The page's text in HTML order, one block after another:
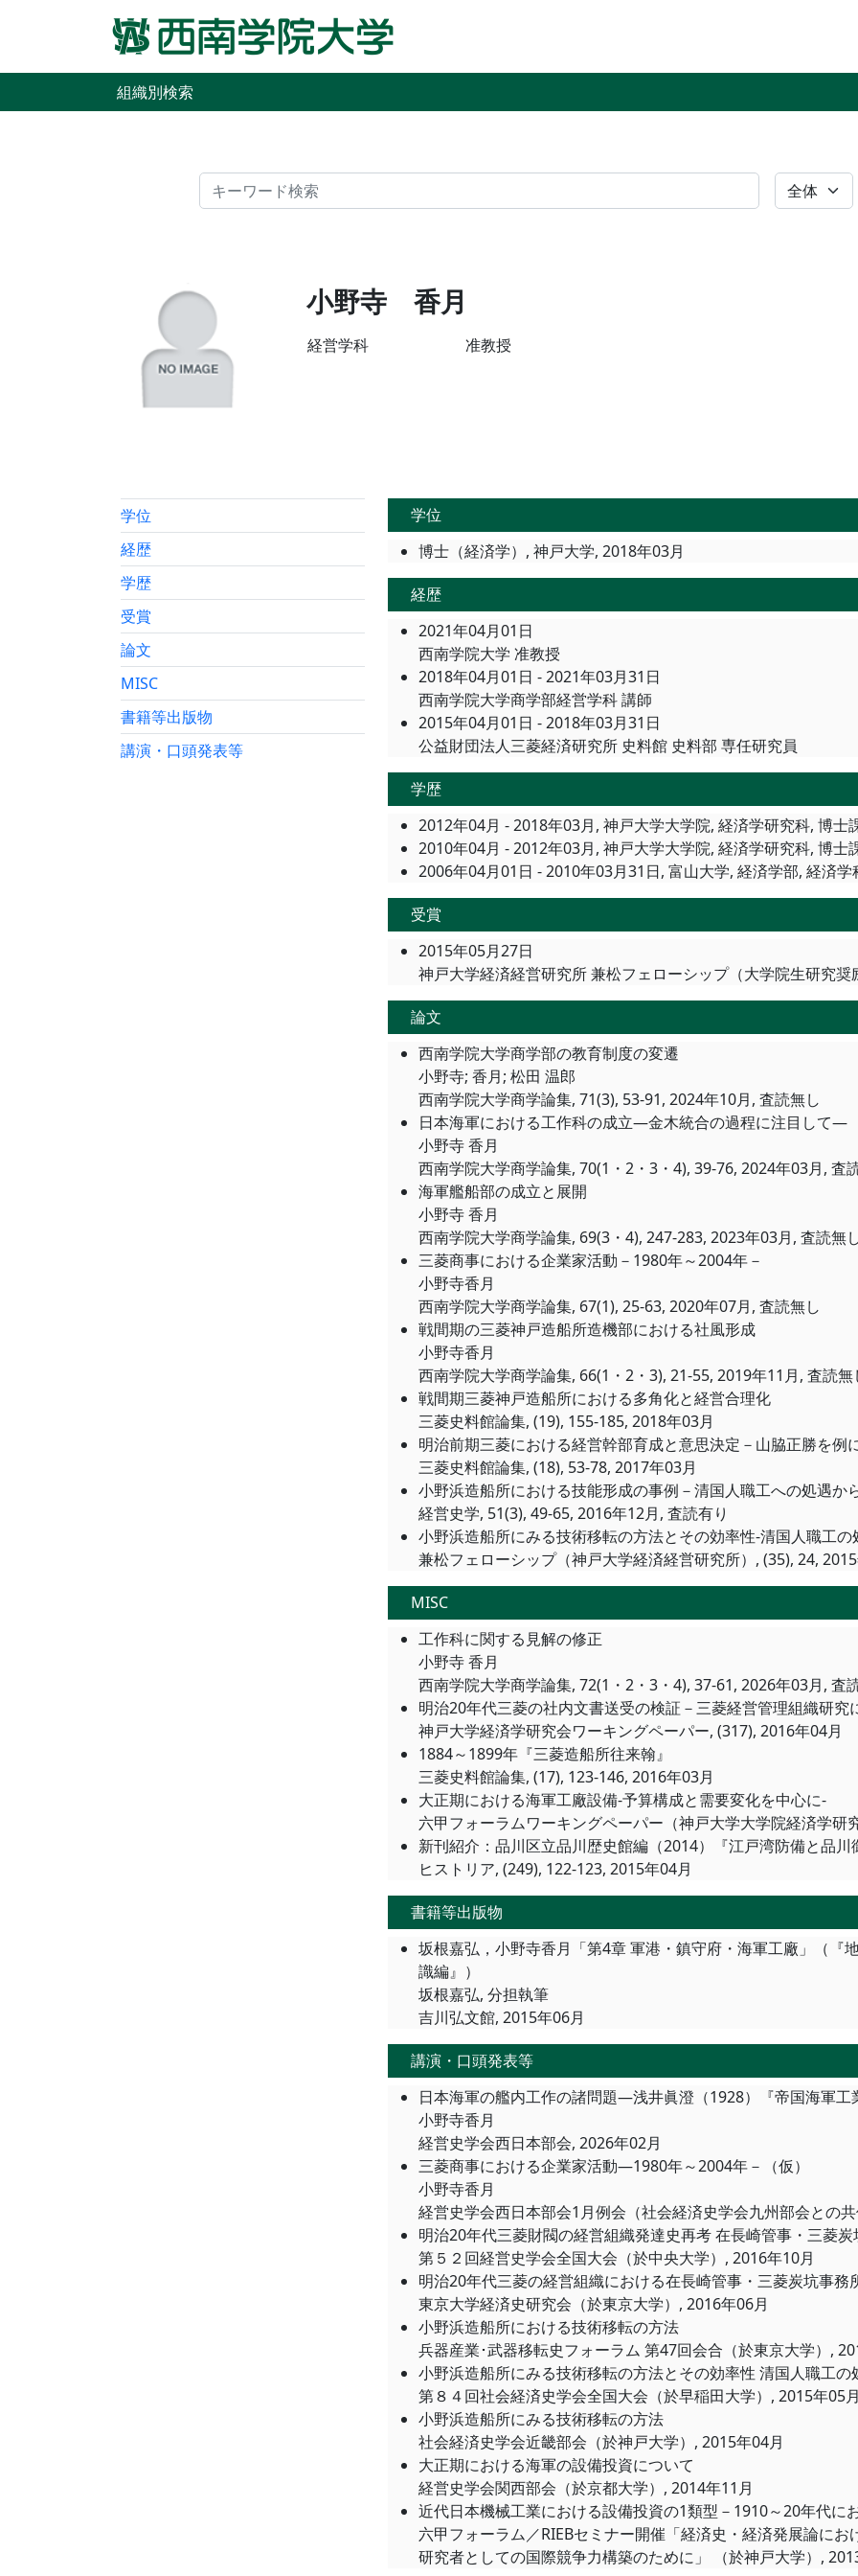
組織別検索
検索 全体
小野寺 香月
経営学科 准教授
学位
経歴
学歴
受賞
論文
MISC
書籍等出版物
講演・口頭発表等
学位
博士（経済学）, 神戸大学, 2018年03月
経歴
2021年04月01日
西南学院大学 准教授
2018年04月01日 - 2021年03月31日
西南学院大学商学部経営学科 講師
2015年04月01日 - 2018年03月31日
公益財団法人三菱経済研究所 史料館 史料部 専任研究員
学歴
2012年04月 - 2018年03月, 神戸大学大学院, 経済学研究科, 博士
2010年04月 - 2012年03月, 神戸大学大学院, 経済学研究科, 博士
2006年04月01日 - 2010年03月31日, 富山大学, 経済学部, 経済学
受賞
2015年05月27日
神戸大学経済経営研究所 兼松フェローシップ（大学院生研究奨
論文
西南学院大学商学部の教育制度の変遷
小野寺; 香月; 松田 温郎
西南学院大学商学論集, 71(3), 53-91, 2024年10月, 査読無し
日本海軍における工作科の成立―金木統合の過程に注目して―
小野寺 香月
西南学院大学商学論集, 70(1・2・3・4), 39-76, 2024年03月, 査
海軍艦船部の成立と展開
小野寺 香月
西南学院大学商学論集, 69(3・4), 247-283, 2023年03月, 査読無
三菱商事における企業家活動－1980年～2004年－
小野寺香月
西南学院大学商学論集, 67(1), 25-63, 2020年07月, 査読無し
戦間期の三菱神戸造船所造機部における社風形成
小野寺香月
西南学院大学商学論集, 66(1・2・3), 21-55, 2019年11月, 査読無
戦間期三菱神戸造船所における多角化と経営合理化
三菱史料館論集, (19), 155-185, 2018年03月
明治前期三菱における経営幹部育成と意思決定－山脇正勝を例
三菱史料館論集, (18), 53-78, 2017年03月
小野浜造船所における技能形成の事例－清国人職工への処遇か
経営史学, 51(3), 49‐65, 2016年12月, 査読有り
小野浜造船所にみる技術移転の方法とその効率性‐清国人職工の
兼松フェローシップ（神戸大学経済経営研究所）, (35), 24,
MISC
工作科に関する見解の修正
小野寺 香月
西南学院大学商学論集, 72(1・2・3・4), 37-61, 2026年03月, 査
明治20年代三菱の社内文書送受の検証－三菱経営管理組織研究
神戸大学経済学研究会ワーキングペーパー, (317), 2016年04月
1884～1899年『三菱造船所往来翰』
三菱史料館論集, (17), 123-146, 2016年03月
大正期における海軍工廠設備‐予算構成と需要変化を中心に‐
六甲フォーラムワーキングペーパー（神戸大学大学院経済学研
新刊紹介：品川区立品川歴史館編（2014）『江戸湾防備と品川
ヒストリア, (249), 122-123, 2015年04月
書籍等出版物
坂根嘉弘，小野寺香月「第4章 軍港・鎮守府・海軍工廠」（『
識編』）
坂根嘉弘, 分担執筆
吉川弘文館, 2015年06月
講演・口頭発表等
日本海軍の艦内工作の諸問題―浅井眞澄（1928）『帝国海軍
小野寺香月
経営史学会西日本部会, 2026年02月
三菱商事における企業家活動―1980年～2004年－（仮）
小野寺香月
経営史学会西日本部会1月例会（社会経済史学会九州部会との
明治20年代三菱財閥の経営組織発達史再考 在長崎管事・三菱
第５２回経営史学会全国大会（於中央大学）, 2016年10月
明治20年代三菱の経営組織における在長崎管事・三菱炭坑事務
東京大学経済史研究会（於東京大学）, 2016年06月
小野浜造船所における技術移転の方法
兵器産業･武器移転史フォーラム 第47回会合（於東京大学）,
小野浜造船所にみる技術移転の方法とその効率性 清国人職工の
第８４回社会経済史学会全国大会（於早稲田大学）, 2015年05月
小野浜造船所にみる技術移転の方法
社会経済史学会近畿部会（於神戸大学）, 2015年04月
大正期における海軍の設備投資について
経営史学会関西部会（於京都大学）, 2014年11月
近代日本機械工業における設備投資の1類型－1910～20年代に
六甲フォーラム／RIEBセミナー開催「経済史・経済発展論にお
研究者としての国際競争力構築のために」 （於神戸大学）,